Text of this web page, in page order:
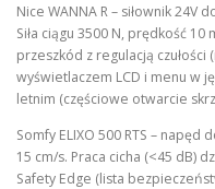
Nice WANNA R – siłownik 24V
Siła ciągu 3500 N, prędkość
przeszkód z regulacją czułości
wyświetlaczem LCD i menu w
letnim (częściowe otwarcie
Somfy ELIXO 500 RTS – napęd
15 cm/s. Praca cicha (<45 dB)
Safety Edge (lista